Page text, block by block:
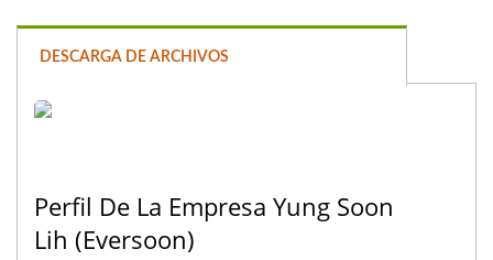
DESCARGA DE ARCHIVOS
Perfil De La Empresa Yung Soon
Lih (eversoon)